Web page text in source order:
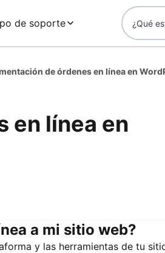
de soporte
de órdenes en línea en
en línea en
a mi sitio web?
y las herramientas de tu